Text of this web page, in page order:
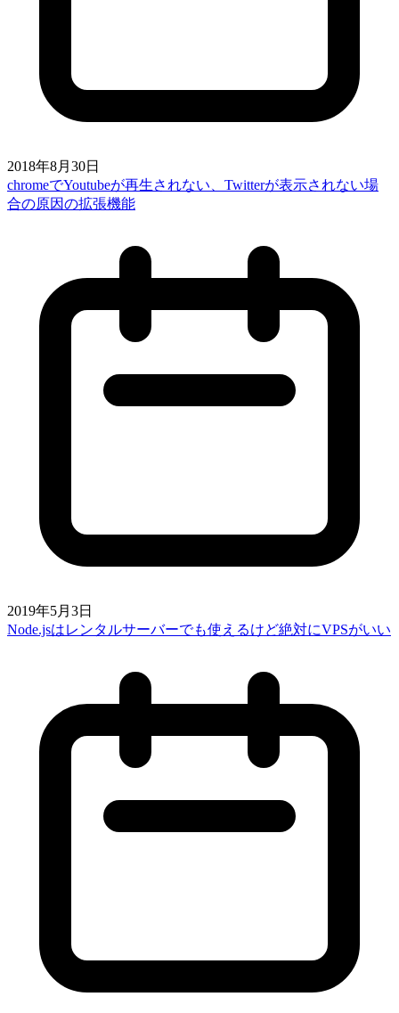
2018年8月30日
chromeでYoutubeが再生されない、Twitterが表示されない場
合の原因の拡張機能
2019年5月3日
Node.jsはレンタルサーバーでも使えるけど絶対にVPSがいい